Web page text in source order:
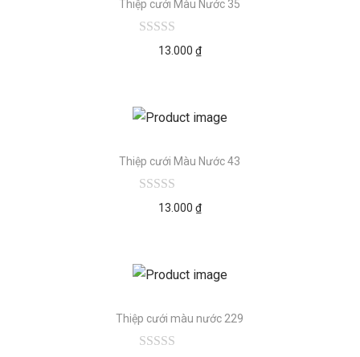
Thiệp cưới Màu Nước 35
13.000 ₫
Thiệp cưới Màu Nước 43
13.000 ₫
Thiệp cưới màu nước 229